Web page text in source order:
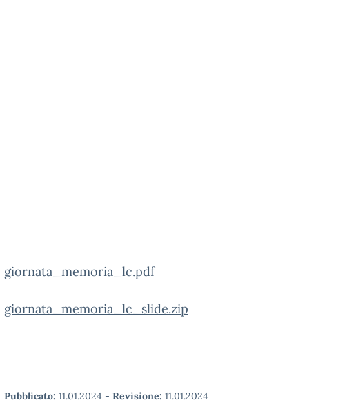
giornata_memoria_lc.pdf
giornata_memoria_lc_slide.zip
Pubblicato: 11.01.2024 - Revisione: 11.01.2024